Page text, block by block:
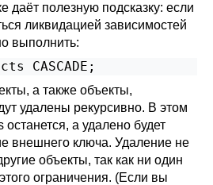
полезную подсказку: если
ликвидацией зависимостей
выполнить:
а также объекты,
удалены рекурсивно. В этом
а удалено будет
внешнего ключа. Удаление не
объекты, так как ни один
ограничения. (Если вы